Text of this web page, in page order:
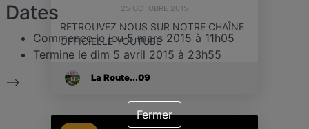
25 OCTOBRE 2015
RETROUVEZ NOUS SUR NOTRE CHAÎNE
OFFICIELLE YOUTUBE
La Route...09
Dates
Commence le jeu 5 mars 2015 à 11h05
Termine le dim 5 avril 2015 à 23h55
-->
Fermer